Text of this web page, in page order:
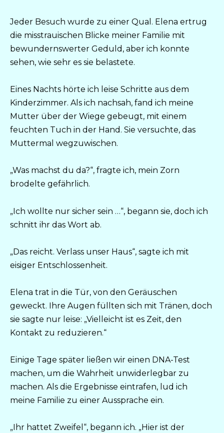
Jeder Besuch wurde zu einer Qual. Elena ertrug
die misstrauischen Blicke meiner Familie mit
bewundernswerter Geduld, aber ich konnte
sehen, wie sehr es sie belastete.
Eines Nachts hörte ich leise Schritte aus dem
Kinderzimmer. Als ich nachsah, fand ich meine
Mutter über der Wiege gebeugt, mit einem
feuchten Tuch in der Hand. Sie versuchte, das
Muttermal wegzuwischen.
„Was machst du da?“, fragte ich, mein Zorn
brodelte gefährlich.
„Ich wollte nur sicher sein …“, begann sie, doch ich
schnitt ihr das Wort ab.
„Das reicht. Verlass unser Haus“, sagte ich mit
eisiger Entschlossenheit.
Elena trat in die Tür, von den Geräuschen
geweckt. Ihre Augen füllten sich mit Tränen, doch
sie sagte nur leise: „Vielleicht ist es Zeit, den
Kontakt zu reduzieren.“
Einige Tage später ließen wir einen DNA-Test
machen, um die Wahrheit unwiderlegbar zu
machen. Als die Ergebnisse eintrafen, lud ich
meine Familie zu einer Aussprache ein.
„Ihr hattet Zweifel“, begann ich. „Hier ist der